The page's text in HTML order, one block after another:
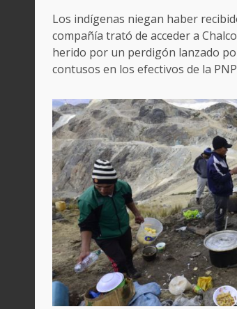
Los indígenas niegan haber
compañía trató de acceder a
herido por un perdigón lanzado
contusos en los efectivos de la